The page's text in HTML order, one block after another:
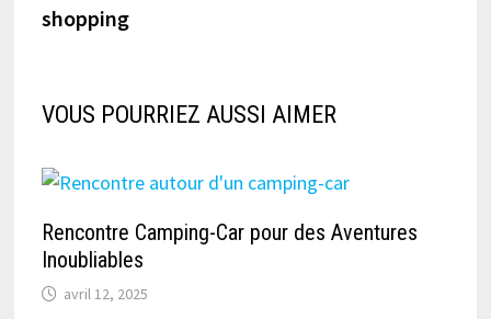
shopping
VOUS POURRIEZ AUSSI AIMER
Rencontre Camping-Car pour des Aventures
Inoubliables
avril 12, 2025